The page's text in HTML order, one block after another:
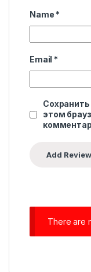
Name *
Email *
этом
There are